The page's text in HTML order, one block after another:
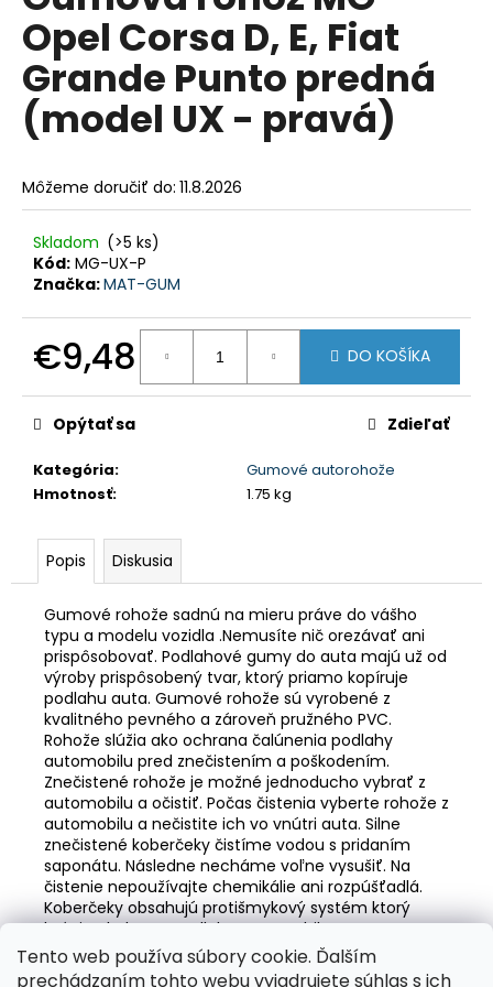
Tento web používa súbory cookie. Ďalším
prechádzaním tohto webu vyjadrujete súhlas s ich
0,0
z
5
hviezdičiek.
Opel Corsa D, E, Fiat
Grande Punto predná
(model UX - pravá)
Môžeme doručiť do: 11.8.2026
Skladom (>5 ks)
Kód: MG-UX-P
Značka:MAT-GUM
€9,48
cena:
DO KOŠÍKA
Kategória:
Gumové autorohože
Hmotnosť: 1.75 kg
Opýtať sa Zdieľať
Popis Diskusia
Gumové rohože sadnú na mieru práve do vášho
typu a modelu vozidla .Nemusíte nič orezávať ani
prispôsobovať. Podlahové gumy do auta majú už od
výroby prispôsobený tvar, ktorý priamo kopíruje
podlahu auta. Gumové rohože sú vyrobené z
kvalitného pevného a zároveň pružného PVC.
Rohože slúžia ako ochrana čalúnenia podlahy
automobilu pred znečistením a poškodením.
Znečistené rohože je možné jednoducho vybrať z
automobilu a očistiť. Počas čistenia vyberte rohože z
automobilu a nečistite ich vo vnútri auta. Silne
znečistené koberčeky čistíme vodou s pridaním
saponátu. Následne necháme voľne vysušiť. Na
čistenie nepoužívajte chemikálie ani rozpúšťadlá.
Koberčeky obsahujú protišmykový systém ktorý
bráni pohybu po podlahe automobilu.
á
j
s
ť
?
O
p
o
ú
č
m
ŠPORTOVÝ
VÝŠKOVO
NASTAVITEĽNÝ
PODVOZOK
JOM
BMW
3ER,
E46,
99-
€239
Pôvodne:
€275